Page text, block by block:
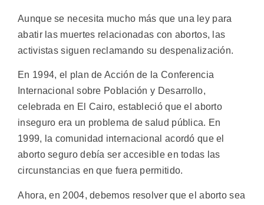
Aunque se necesita mucho más que una ley para
abatir las muertes relacionadas con abortos, las
activistas siguen reclamando su despenalización.
En 1994, el plan de Acción de la Conferencia
Internacional sobre Población y Desarrollo,
celebrada en El Cairo, estableció que el aborto
inseguro era un problema de salud pública. En
1999, la comunidad internacional acordó que el
aborto seguro debía ser accesible en todas las
circunstancias en que fuera permitido.
Ahora, en 2004, debemos resolver que el aborto sea